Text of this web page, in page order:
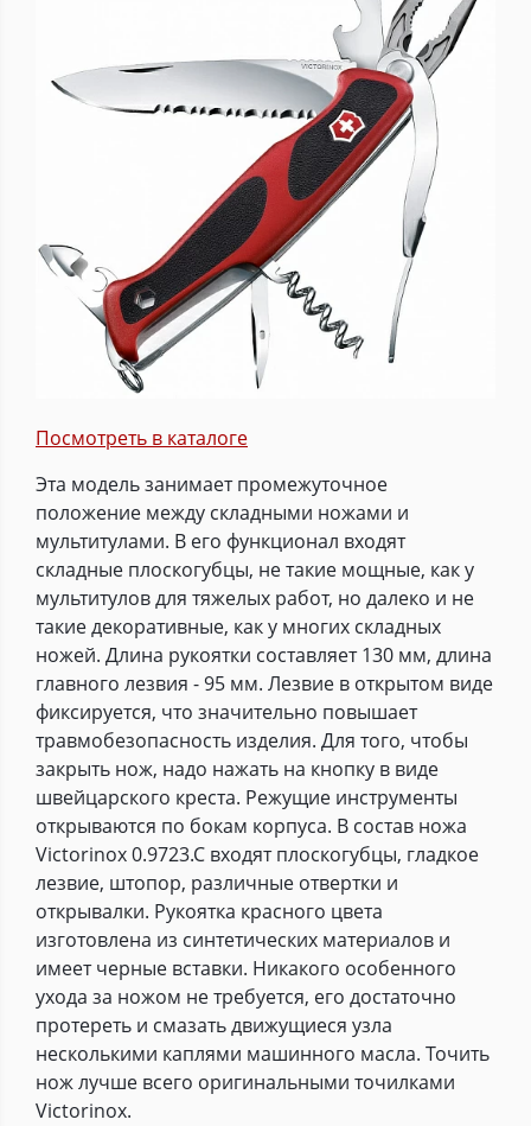
Посмотреть в каталоге
Эта модель занимает промежуточное
положение между складными ножами и
мультитулами. В его функционал входят
складные плоскогубцы, не такие мощные, как у
мультитулов для тяжелых работ, но далеко и не
такие декоративные, как у многих складных
ножей. Длина рукоятки составляет 130 мм, длина
главного лезвия - 95 мм. Лезвие в открытом виде
фиксируется, что значительно повышает
травмобезопасность изделия. Для того, чтобы
закрыть нож, надо нажать на кнопку в виде
швейцарского креста. Режущие инструменты
открываются по бокам корпуса. В состав ножа
Victorinox 0.9723.C входят плоскогубцы, гладкое
лезвие, штопор, различные отвертки и
открывалки. Рукоятка красного цвета
изготовлена из синтетических материалов и
имеет черные вставки. Никакого особенного
ухода за ножом не требуется, его достаточно
протереть и смазать движущиеся узла
несколькими каплями машинного масла. Точить
нож лучше всего оригинальными точилками
Victorinox.